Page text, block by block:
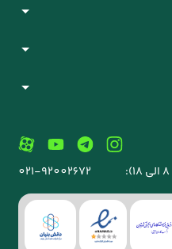
021-92002672